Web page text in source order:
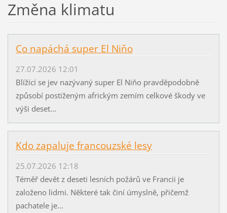
Změna klimatu
Co napáchá super El Niňo
27.07.2026 12:01
Blížící se jev nazývaný super El Niňo pravděpodobně
způsobí postiženým africkým zemím celkové škody ve
výši deset...
Kdo zapaluje francouzské lesy
25.07.2026 12:18
Téměř devět z deseti lesních požárů ve Francii je
založeno lidmi. Některé tak činí úmyslně, přičemž
pachatele je...